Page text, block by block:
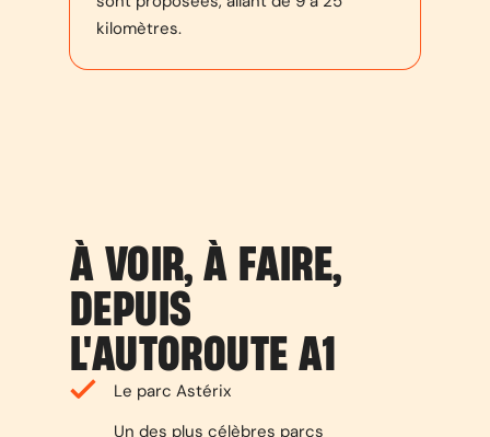
kilomètres.
À VOIR, À FAIRE,
DEPUIS
L'AUTOROUTE A1
Le parc Astérix
Un des plus célèbres parcs